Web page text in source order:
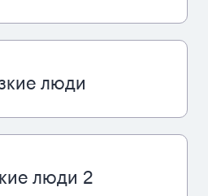
люди
люди 2